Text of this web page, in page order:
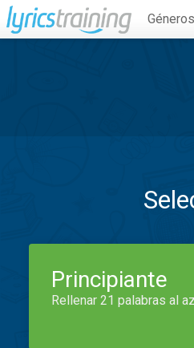
Géneros
Principiante
Rellenar 21 palabras al